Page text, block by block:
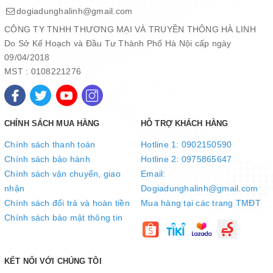
An toàn:
Máy có tích hợp van bình áp mới có tích hợp thêm van xả áp
máy phát sinh các vấn đề liên quan đến áp lực nước bị tăng cao
Lợi ích của nước Hydrogen
Nước khỏe uống liền: nước kiềm với pH và ORP ở mức tối ưu,
giàu Hydrogen, giúp quá trình hấp thu khoáng chất nhanh, bù
nước hiệu quả. Hydrogen có trong nước giúp trung hòa các chất
dogiadunghalinh@gmail.com
CÔNG TY TNHH THƯƠNG MẠI VÀ TRUYỀN THÔNG HÀ LINH
Do Sở Kế Hoạch và Đầu Tư Thành Phố Hà Nội cấp ngày
09/04/2018
MST : 0108221276
CHÍNH SÁCH MUA HÀNG
Chính sách thanh toán
Chính sách bảo hành
Chính sách vận chuyển, giao
nhận
Chính sách đổi trả và hoàn tiền
Chính sách bảo mật thông tin
HỖ TRỢ KHÁCH HÀNG
Hotline 1: 0902150590
Hotline 2: 0975865647
Email:
Dogiadunghalinh@gmail.com
Mua hàng tại các trang TMĐT
KẾT NỐI VỚI CHÚNG TÔI